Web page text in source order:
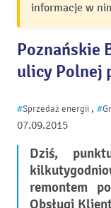
informacje w
Poznańskie
ulicy Polnej
07.09.2015
#Sprzedaż energii , #
Dziś,
remontem
Obsługi